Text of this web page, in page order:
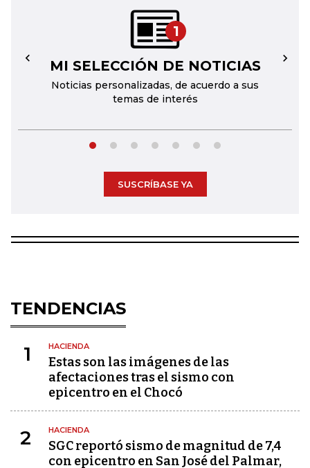
1
MI SELECCIÓN DE NOTICIAS
Noticias personalizadas, de acuerdo a sus
temas de interés
← →
SUSCRÍBASE YA
TENDENCIAS
1 HACIENDA
Estas son las imágenes de las
afectaciones tras el sismo con
epicentro en el Chocó
2 HACIENDA
SGC reportó sismo de magnitud de 7,4
con epicentro en San José del Palmar,